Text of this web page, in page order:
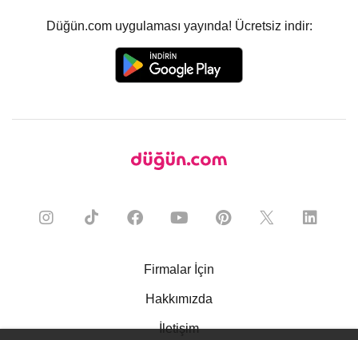
Düğün.com uygulaması yayında! Ücretsiz indir:
Firmalar İçin
Hakkımızda
İletişim